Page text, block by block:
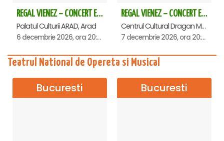
REGAL VIENEZ – CONCERT EXTRAORDINAR DE CRACIUN - Arad
Palatul Culturii ARAD, Arad
6 decembrie 2026, ora 20:00
REGAL VIENEZ – CONCERT EXTRAORDINAR DE CRACIUN - Deva
Centrul Cultural Dragan Muntean, Deva
7 decembrie 2026, ora 20:00
Teatrul National de Opereta si Musical
Bucuresti Bucuresti